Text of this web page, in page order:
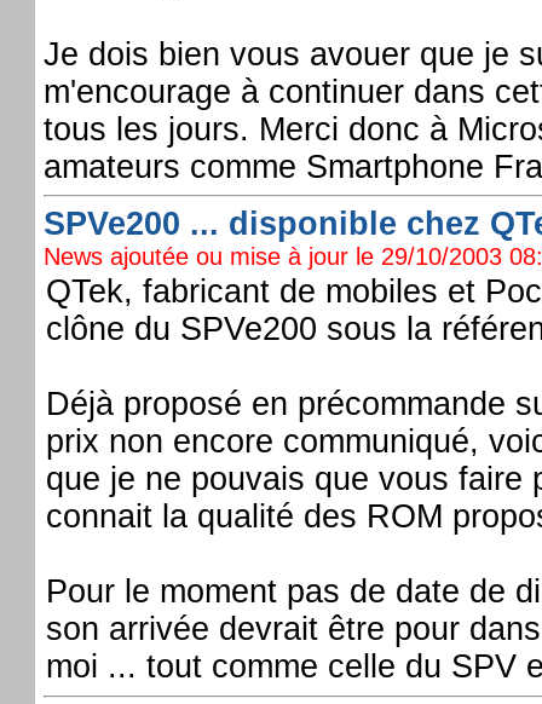
Je dois bien vous avouer que je
m'encourage à continuer dans
tous les jours. Merci donc à
amateurs comme Smartphone
SPVe200 ... disponible chez
News ajoutée ou mise à jour le 29/10/2003
QTek, fabricant de mobiles et
clône du SPVe200 sous la
Déjà proposé en précommande
prix non encore communiqué,
que je ne pouvais que vous faire
connait la qualité des ROM
Pour le moment pas de date de
son arrivée devrait être pour
moi ... tout comme celle du SPV